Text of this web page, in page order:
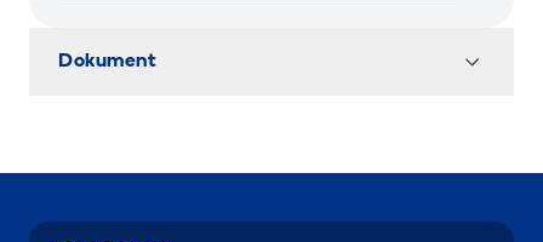
Dokument